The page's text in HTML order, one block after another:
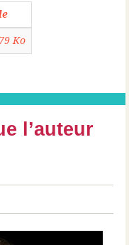
Ko
l’auteur